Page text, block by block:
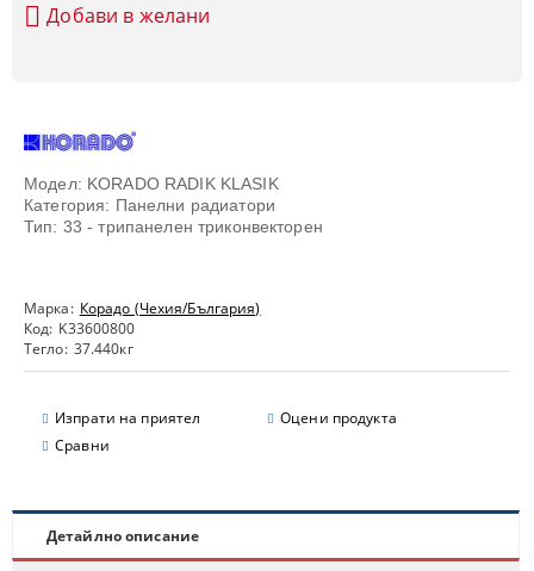
Модел: KORADO RADIK KLASIK
Категория: Панелни радиатори
Тип: 33 - трипанелен триконвекторен
Марка: Корадо (Чехия/България)
Код: K33600800
Тегло: 37.440кг
Изпрати на приятел
Оцени продукта
Сравни
Добави в желани
Детайлно описание